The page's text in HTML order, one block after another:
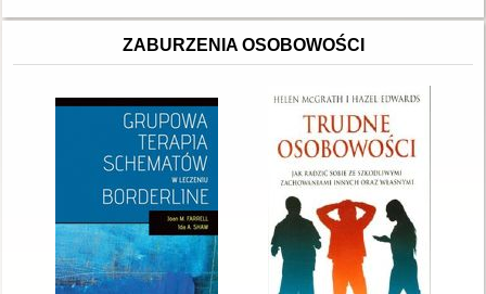
ZABURZENIA OSOBOWOŚCI